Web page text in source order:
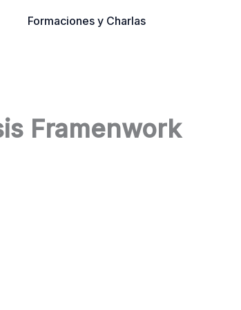
Formaciones y Charlas
Framenwork